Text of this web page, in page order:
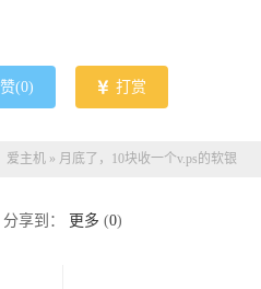
赞(0) 打赏
爱主机» 月底了，10块收一个v.ps的软银
分享到： 更多 (0)